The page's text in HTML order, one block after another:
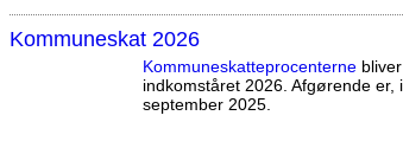
Kommuneskat 2026
Kommuneskatte­procenterne
indkomståret 2026. Afgørende
september 2025.